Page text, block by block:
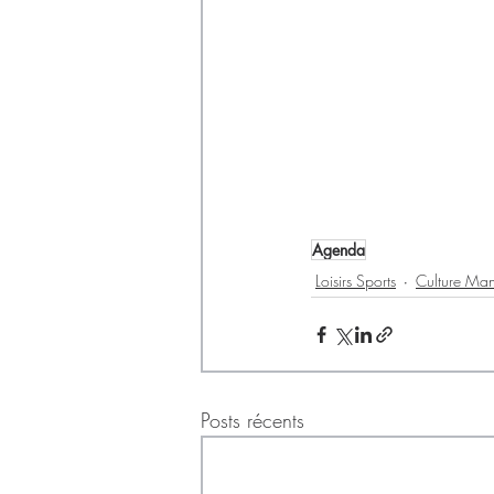
Agenda
Loisirs Sports
Culture
Posts récents